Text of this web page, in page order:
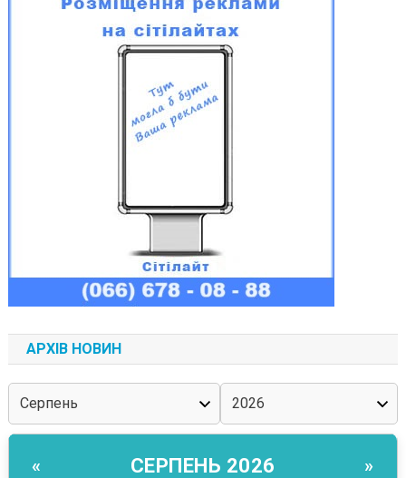
АРХІВ НОВИН
« СЕРПЕНЬ 2026 »